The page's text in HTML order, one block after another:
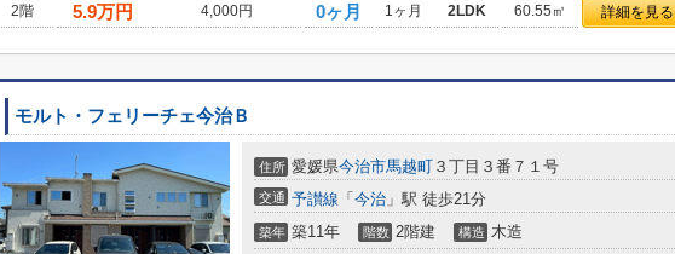
2階
5.9万円 4,000円 0ヶ月 1ヶ月 2LDK 60.55㎡ 詳細を見る
モルト・フェリーチェ今治Ｂ
住所 愛媛県今治市馬越町 ３丁目３番７１号
交通 予讃線 「 今治 」駅 徒歩21分
築年 築11年 階数 2階建 構造 木造